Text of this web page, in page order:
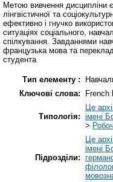
Метою вивчення дисципліни
лінгвістичної та
ефективно і гнучко
ситуаціях соціального,
спілкування. Завданнями
французька мова та
студента
Тип елементу :
Ключові слова:
French
Типологія:
Це
імені
>
Підрозділи:
Це
імені